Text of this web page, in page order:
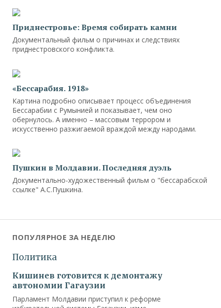
Приднестровье: Время собирать камни
Документальный фильм о причинах и следствиях
приднестровского конфликта.
«Бессарабия. 1918»
Картина подробно описывает процесс объединения
Бессарабии с Румынией и показывает, чем оно
обернулось. А именно – массовым террором и
искусственно разжигаемой враждой между народами.
Пушкин в Молдавии. Последняя дуэль
Документально-художественный фильм о "бессарабской
ссылке" А.С.Пушкина.
ПОПУЛЯРНОЕ ЗА НЕДЕЛЮ